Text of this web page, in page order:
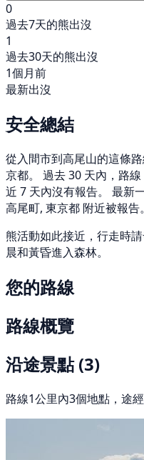
0
過去7天的熊出沒
1
過去30天的熊出沒
1個月前
最新出沒
安全總結
從入間市到高尾山的這條
京都。 過去 30 天內，路線
近 7 天內沒有報告。 最新
高尾町, 東京都 附近被報告。
熊活動如此接近，行走時
晨和黃昏進入森林。
您的路線
路線概覽
沿途景點(3)
路線1公里內3個地點，途經